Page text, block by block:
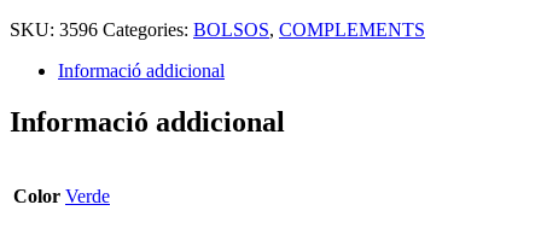
SKU: 3596 Categories: BOLSOS, COMPLEMENTS
Informació addicional
Informació addicional
Color Verde